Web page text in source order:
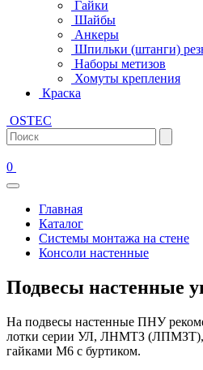
Гайки
Шайбы
Анкеры
Шпильки (штанги)
Наборы метизов
Хомуты крепления
Краска
OSTEC
0
Главная
Каталог
Системы монтажа на стене
Консоли настенные
Подвесы настенные
На подвесы настенные ПНУ
лотки серии УЛ, ЛНМТЗ (ЛПМЗТ),
гайками М6 с буртиком.